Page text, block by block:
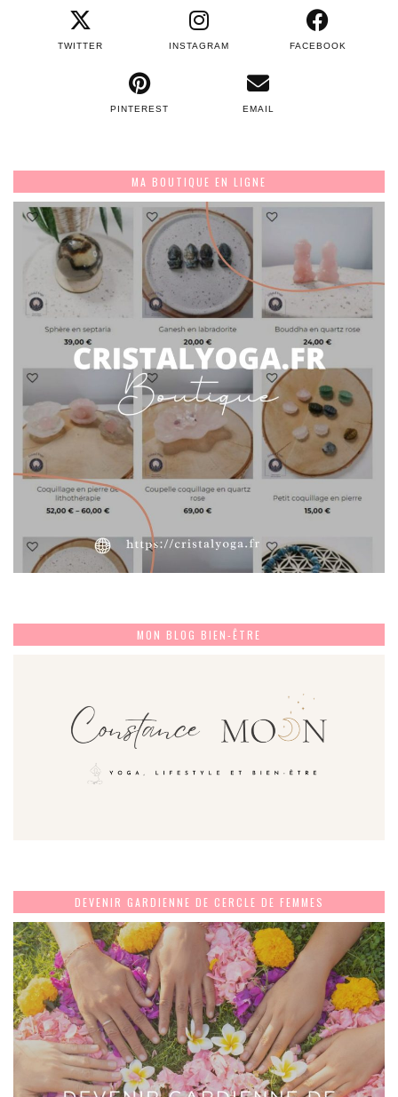
TWITTER INSTAGRAM FACEBOOK
PINTEREST EMAIL
MA BOUTIQUE EN LIGNE
MON BLOG BIEN-ÊTRE
DEVENIR GARDIENNE DE CERCLE DE FEMMES